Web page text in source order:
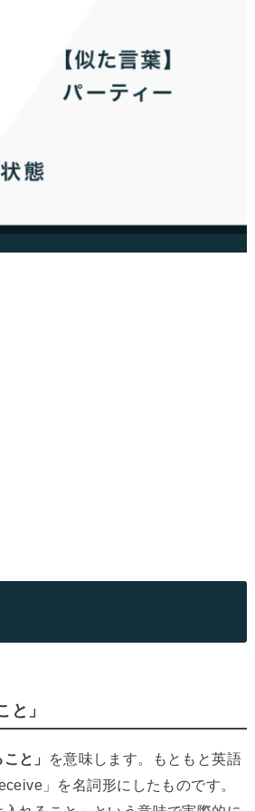
と」
と」
を意味します。もともと英語
」を名詞形にしたものです。